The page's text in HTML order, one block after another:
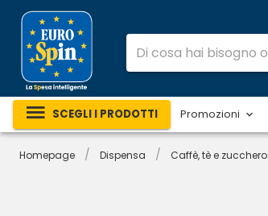
SCEGLI I PRODOTTI Promozioni
Homepage / Dispensa / Caffè, tè e zucchero